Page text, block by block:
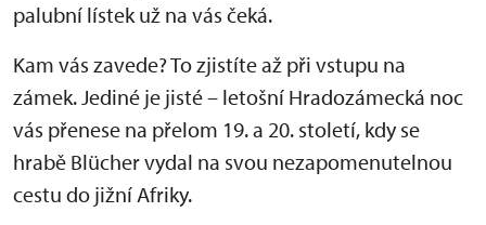
palubní lístek už na vás čeká.
Kam vás zavede? To zjistíte až při vstupu na
zámek. Jediné je jisté – letošní Hradozámecká noc
vás přenese na přelom 19. a 20. století, kdy se
hrabě Blücher vydal na svou nezapomenutelnou
cestu do jižní Afriky.